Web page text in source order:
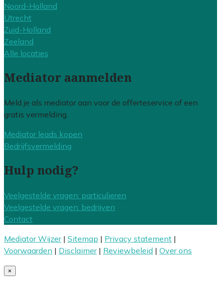
Noord-Holland
Utrecht
Zuid-Holland
Zeeland
Alle locaties
Mediator aanmelden
Meld je als mediator aan voor de offerteservice of een
gratis vermelding.
Mediator leads kopen
Bedrijfsvermelding
Hulp nodig?
Veelgestelde vragen: particulieren
Veelgestelde vragen: bedrijven
Contact
Mediator Wijzer| Sitemap | Privacy statement |
Voorwaarden | Disclaimer| Reviewbeleid | Over ons
×